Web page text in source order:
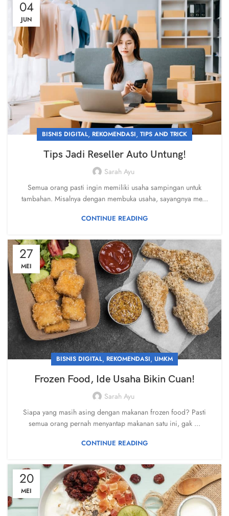
04
JUN
BISNIS DIGITAL, REKOMENDASI, TIPS AND TRICK
Tips Jadi Reseller Auto Untung!
Sarah Ayu
Semua orang pasti ingin memiliki usaha sampingan untuk
tambahan. Misalnya dengan membuka usaha, sayangnya me...
CONTINUE READING
27
MEI
BISNIS DIGITAL, REKOMENDASI, UMKM
Frozen Food, Ide Usaha Bikin Cuan!
Sarah Ayu
Siapa yang masih asing dengan makanan frozen food? Pasti
semua orang pernah menyantap makanan satu ini, gak ...
CONTINUE READING
20
MEI